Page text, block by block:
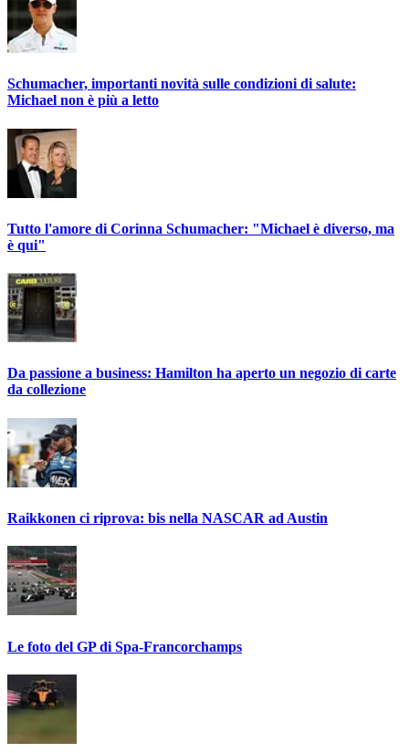
Schumacher, importanti novità sulle condizioni di salute:
Michael non è più a letto
Tutto l'amore di Corinna Schumacher: "Michael è diverso, ma
è qui"
Da passione a business: Hamilton ha aperto un negozio di carte
da collezione
Raikkonen ci riprova: bis nella NASCAR ad Austin
Le foto del GP di Spa-Francorchamps